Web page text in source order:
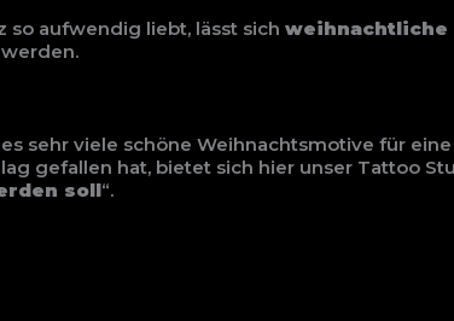
so aufwendig liebt, lässt sichweihnachtliche
sehr viele schöne Weihnachtsmotive für
gefallen hat, bietet sich hier unser Tattoo
soll“.